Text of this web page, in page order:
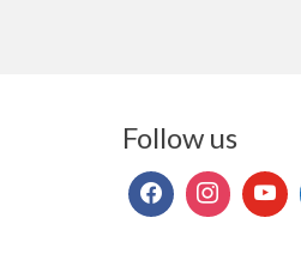
Follow us